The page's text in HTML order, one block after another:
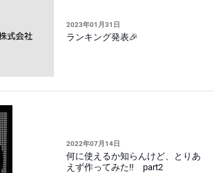
2023年01月31日
ランキング発表🎉
2022年07月14日
何に使えるか知らんけど、とりあ
えず作ってみた‼ part2